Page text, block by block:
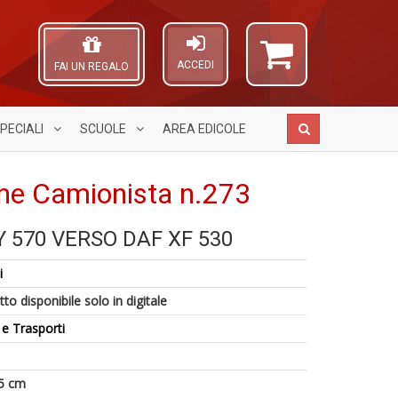
ACCEDI
FAI UN REGALO
SCUOLE AREA EDICOLE
Camionista n.273
570 VERSO DAF XF 530
disponibile solo in digitale
Trasporti
cm